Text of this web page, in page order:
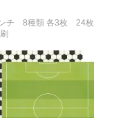
チ 8種類 各3枚 24枚